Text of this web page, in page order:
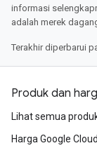
informasi
adalah merek
Terakhir diperbarui
Produk dan
Lihat semua
Harga Google Cloud